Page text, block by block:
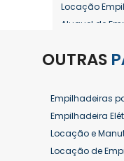
Locação
Aluguel de
Aluguel de
Aluguel de
Aluguel de
Aluguel de
Aluguel de
OUTRAS
Empilhadeiras
Empilhadeira
Locação e
Locação de